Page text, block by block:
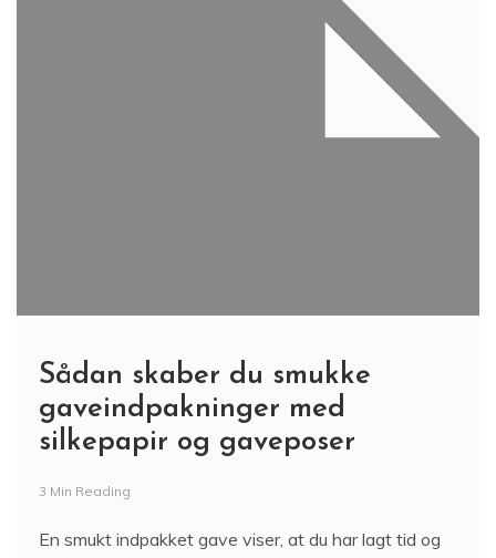
Sådan skaber du smukke
gaveindpakninger med
silkepapir og gaveposer
3 Min Reading
En smukt indpakket gave viser, at du har lagt tid og